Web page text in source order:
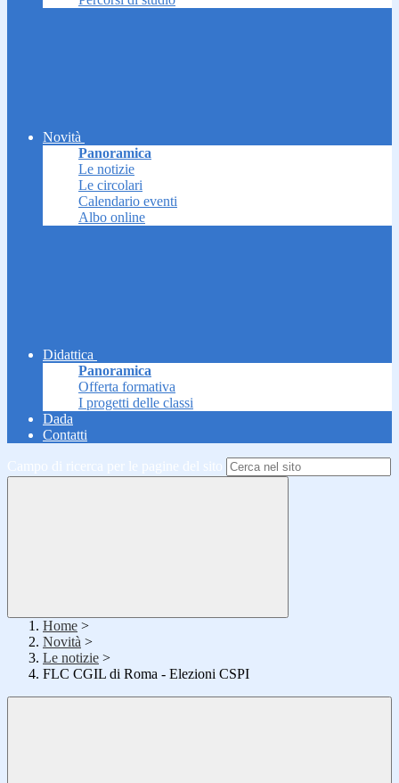
Novità
Panoramica
Le notizie
Le circolari
Calendario eventi
Albo online
Didattica
Panoramica
Offerta formativa
I progetti delle classi
Dada
Contatti
Campo di ricerca per le pagine del sito
Home >
Novità >
Le notizie >
FLC CGIL di Roma - Elezioni CSPI